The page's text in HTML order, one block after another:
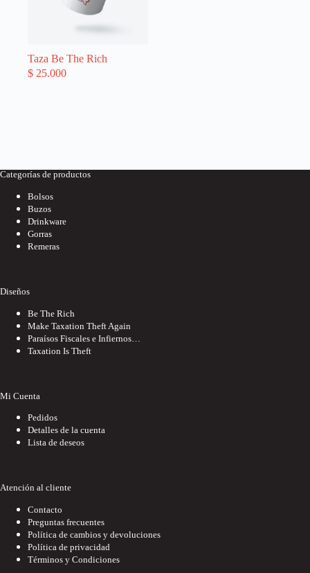
Taza Be The Rich
$ 25.000
Categorías de productos
Bolsos
Buzos
Drinkware
Gorras
Remeras
Diseños
Be The Rich
Make Taxation Theft Again
Paraísos Fiscales e Infiernos…
Taxation Is Theft
Mi Cuenta
Pedidos
Detalles de la cuenta
Lista de deseos
Atención al cliente
Contacto
Preguntas frecuentes
Política de cambios y devoluciones
Política de privacidad
Términos y Condiciones